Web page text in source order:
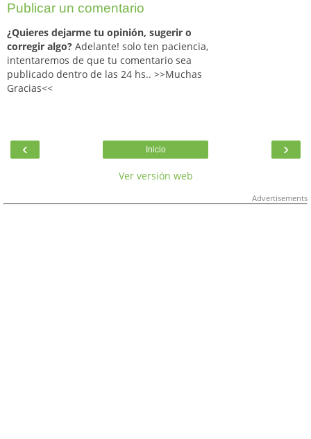
Publicar un comentario
¿Quieres dejarme tu opinión, sugerir o
corregir algo? Adelante! solo ten paciencia,
intentaremos de que tu comentario sea
publicado dentro de las 24 hs.. >>Muchas
Gracias<<
‹ ›
Inicio
Ver versión web
Advertisements